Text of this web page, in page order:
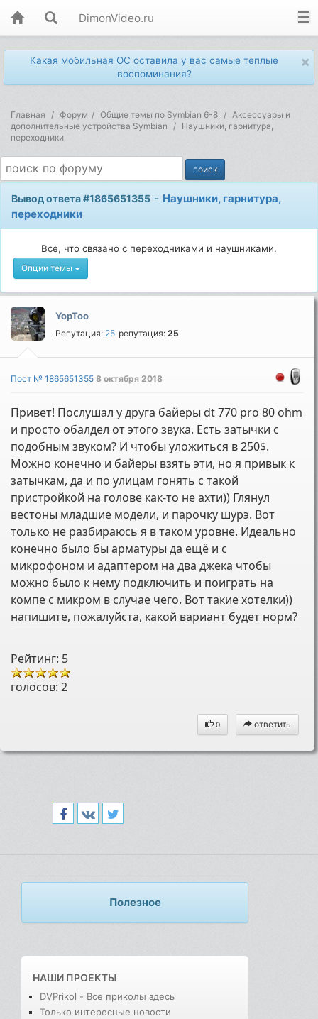
DimonVideo.ru
×
Какая мобильная ОС оставила у вас самые теплые
воспоминания?
Главная Форум Общие темы по Symbian 6-8
Аксессуары и
дополнительные устройства Symbian
Наушники, гарнитура,
переходники
Вывод ответа #1865651355 - Наушники, гарнитура,
переходники
Все, что связано с переходниками и наушниками.
Опции темы
YopToo
Репутация: 25 репутация:25
Пост № 18656513558 октября 2018
Привет! Послушал у друга байеры dt 770 pro 80 ohm
и просто обалдел от этого звука. Есть затычки с
подобным звуком? И чтобы уложиться в 250$.
Можно конечно и байеры взять эти, но я привык к
затычкам, да и по улицам гонять с такой
пристройкой на голове как-то не ахти)) Глянул
вестоны младшие модели, и парочку шурэ. Вот
только не разбираюсь я в таком уровне. Идеально
конечно было бы арматуры да ещё и с
микрофоном и адаптером на два джека чтобы
можно было к нему подключить и поиграть на
компе с микром в случае чего. Вот такие хотелки))
напишите, пожалуйста, какой вариант будет норм?
Рейтинг: 5
голосов:2
0 ответить
Полезное
НАШИ ПРОЕКТЫ
DVPrikol - Все приколы здесь
Только интересные новости